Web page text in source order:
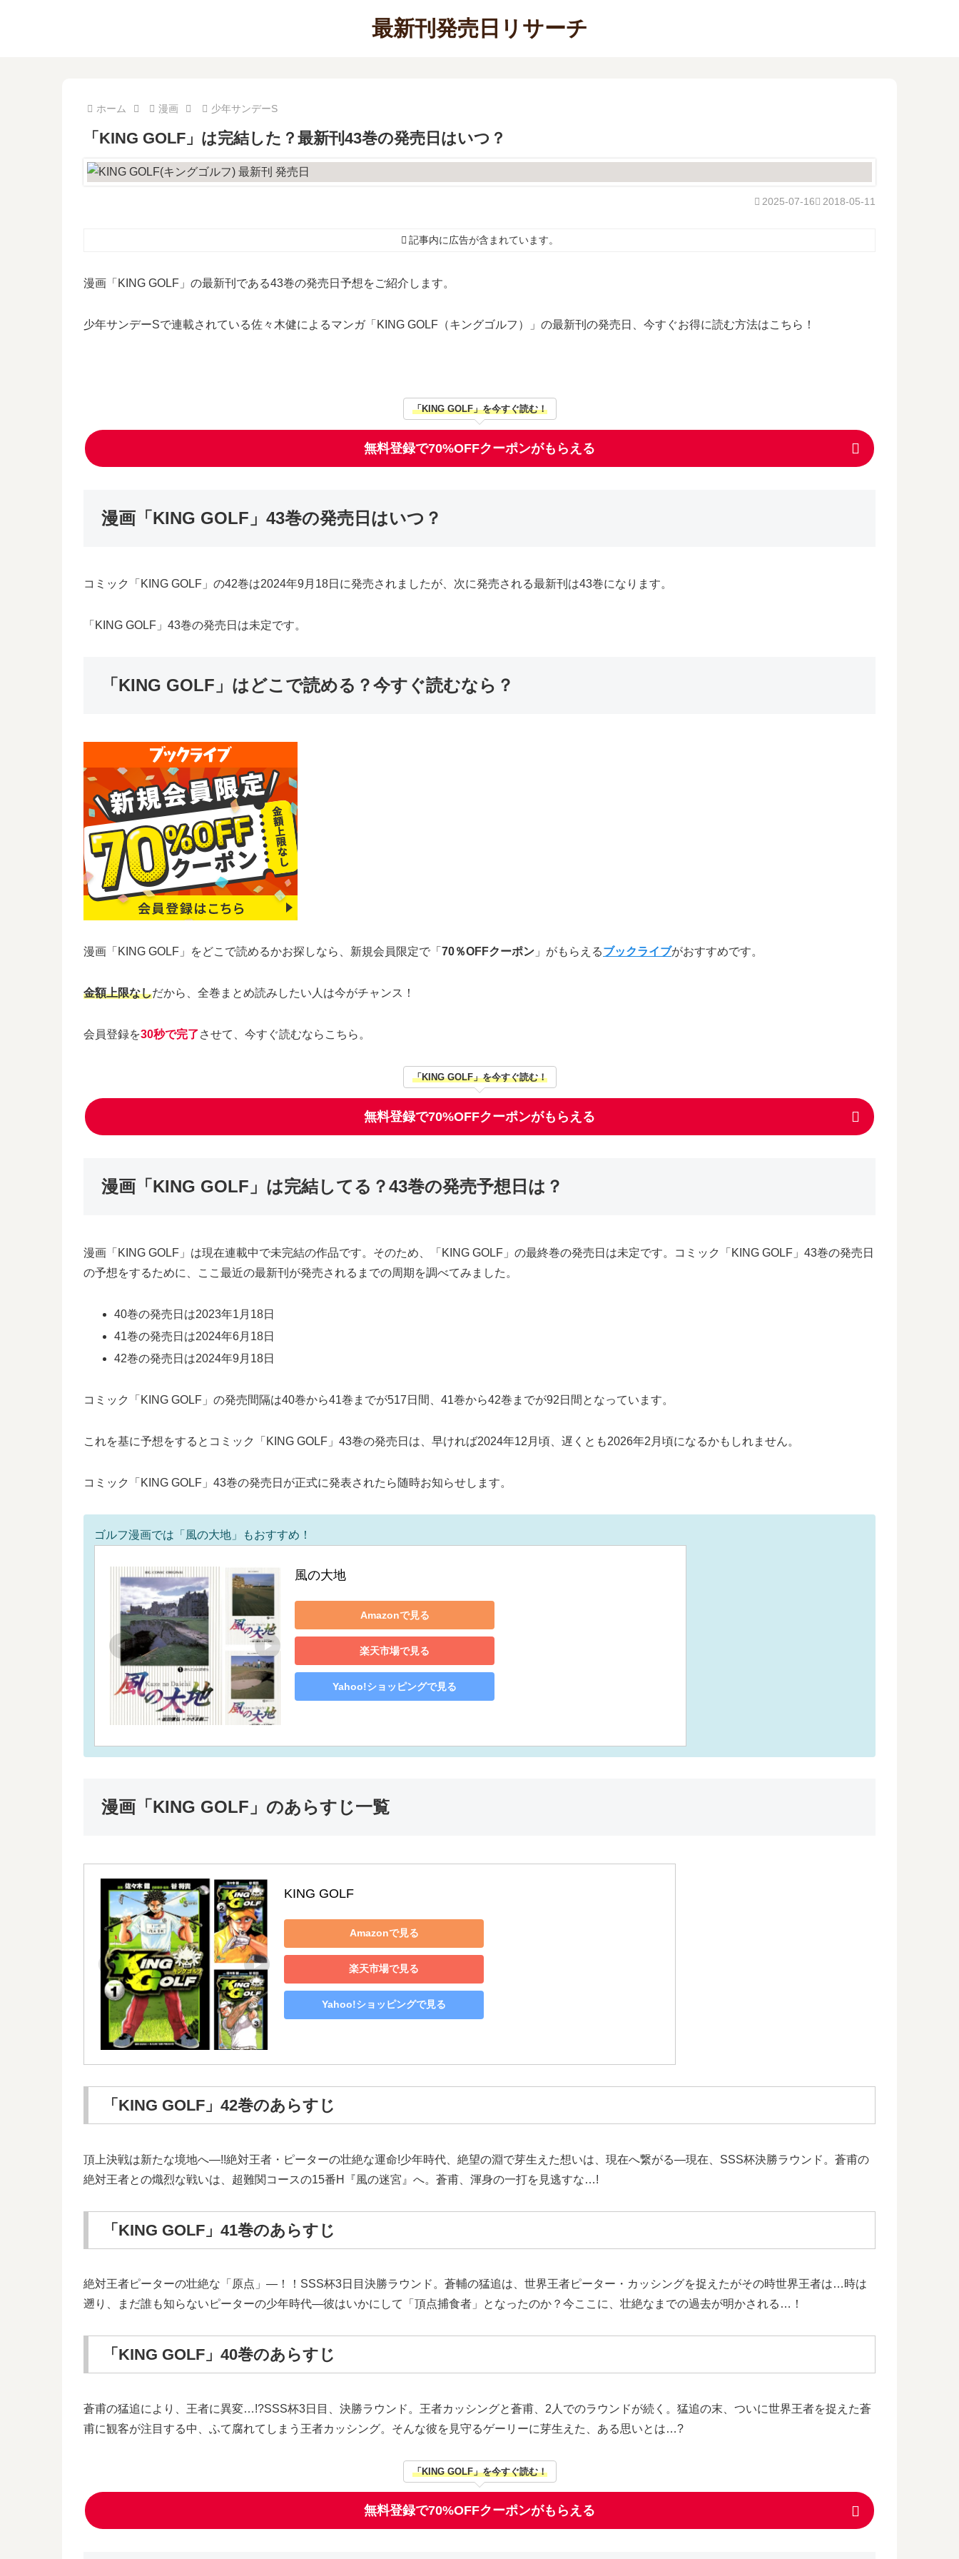
最新刊発売日リサーチ
ホーム 漫画 少年サンデーS
「KING GOLF」は完結した？最新刊43巻の発売日はいつ？
2018-05-11
2025-07-16
記事内に広告が含まれています。
漫画「KING GOLF」の最新刊である43巻の発売日予想をご紹介します。
少年サンデーSで連載されている佐々木健によるマンガ「KING GOLF（キングゴルフ）」の最新刊の発売日、今すぐお得に読む方法はこちら！
「KING GOLF」を今すぐ読む！
無料登録で70%OFFクーポンがもらえる
漫画「KING GOLF」43巻の発売日はいつ？
コミック「KING GOLF」の42巻は2024年9月18日に発売されましたが、次に発売される最新刊は43巻になります。
「KING GOLF」43巻の発売日は未定です。
「KING GOLF」はどこで読める？今すぐ読むなら？
漫画「KING GOLF」をどこで読めるかお探しなら、新規会員限定で「 70％OFFクーポン 」がもらえるブックライブがおすすめです。
金額上限なしだから、全巻まとめ読みしたい人は今がチャンス！
会員登録を30秒で完了させて、今すぐ読むならこちら。
「KING GOLF」を今すぐ読む！
無料登録で70%OFFクーポンがもらえる
漫画「KING GOLF」は完結してる？43巻の発売予想日は？
漫画「KING GOLF」は現在連載中で未完結の作品です。そのため、「KING GOLF」の最終巻の発売日は未定です。コミック「KING GOLF」43巻の発売日
の予想をするために、ここ最近の最新刊が発売されるまでの周期を調べてみました。
40巻の発売日は2023年1月18日
41巻の発売日は2024年6月18日
42巻の発売日は2024年9月18日
コミック「KING GOLF」の発売間隔は40巻から41巻までが517日間、41巻から42巻までが92日間となっています。
これを基に予想をするとコミック「KING GOLF」43巻の発売日は、早ければ2024年12月頃、遅くとも2026年2月頃になるかもしれません。
コミック「KING GOLF」43巻の発売日が正式に発表されたら随時お知らせします。
ゴルフ漫画では「風の大地」もおすすめ！
風の大地
Amazonで見る
楽天市場で見る
Yahoo!ショッピングで見る
漫画「KING GOLF」のあらすじ一覧
KING GOLF
Amazonで見る
楽天市場で見る
Yahoo!ショッピングで見る
「KING GOLF」42巻のあらすじ
頂上決戦は新たな境地へ―!!絶対王者・ピーターの壮絶な運命!少年時代、絶望の淵で芽生えた想いは、現在へ繋がる―現在、SSS杯決勝ラウンド。蒼甫の
絶対王者との熾烈な戦いは、超難関コースの15番H『風の迷宮』へ。蒼甫、渾身の一打を見逃すな…!
「KING GOLF」41巻のあらすじ
絶対王者ピーターの壮絶な「原点」―！！SSS杯3日目決勝ラウンド。蒼輔の猛追は、世界王者ピーター・カッシングを捉えたがその時世界王者は…時は
遡り、まだ誰も知らないピーターの少年時代―彼はいかにして「頂点捕食者」となったのか？今ここに、壮絶なまでの過去が明かされる…！
「KING GOLF」40巻のあらすじ
蒼甫の猛追により、王者に異変…!?SSS杯3日目、決勝ラウンド。王者カッシングと蒼甫、2人でのラウンドが続く。猛追の末、ついに世界王者を捉えた蒼
甫に観客が注目する中、ふて腐れてしまう王者カッシング。そんな彼を見守るゲーリーに芽生えた、ある思いとは…?
「KING GOLF」を今すぐ読む！
無料登録で70%OFFクーポンがもらえる